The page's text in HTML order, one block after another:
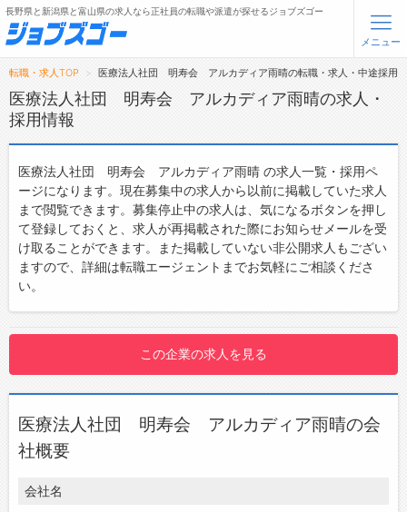
無料会員登録 ログイン
メニュー
トップ
詳細情報で求人を探す
転職支援サービスについて
転職ノウハウ(応募書類の書き方・面接対策など)
転職・採用コラム
ジョブズゴーについて
お問い合わせ
よくあるご質問
長野県と新潟県と富山県の求人なら正社員の転職や派遣が探せるジョブズゴー
メニュー
転職・求人TOP 医療法人社団 明寿会 アルカディア雨晴の転職・求人・中途採用
医療法人社団 明寿会 アルカディア雨晴の求人・
採用情報
医療法人社団 明寿会 アルカディア雨晴 の求人一覧・採用ペ
ージになります。現在募集中の求人から以前に掲載していた求人
まで閲覧できます。募集停止中の求人は、気になるボタンを押し
て登録しておくと、求人が再掲載された際にお知らせメールを受
け取ることができます。また掲載していない非公開求人もござい
ますので、詳細は転職エージェントまでお気軽にご相談くださ
い。
この企業の求人を見る
医療法人社団 明寿会 アルカディア雨晴の会
社概要
会社名